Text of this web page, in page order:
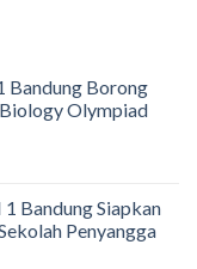
Bandung Borong
Olympiad
Bandung Siapkan
Penyangga